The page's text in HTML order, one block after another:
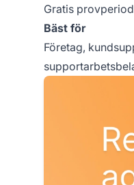
Gratis
Bäst för
Företag,